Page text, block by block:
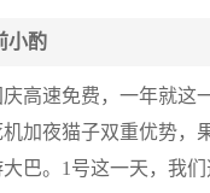
小酌
庆高速免费，一年就这
机加夜猫子双重优势，
大巴。1号这一天，我